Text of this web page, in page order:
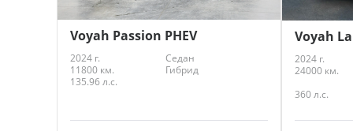
Voyah Passion PHEV
2024 г.
Седан
11800 км.
Гибрид
135.96 л.с.
Voyah
2024 г.
24000 км.
360 л.с.